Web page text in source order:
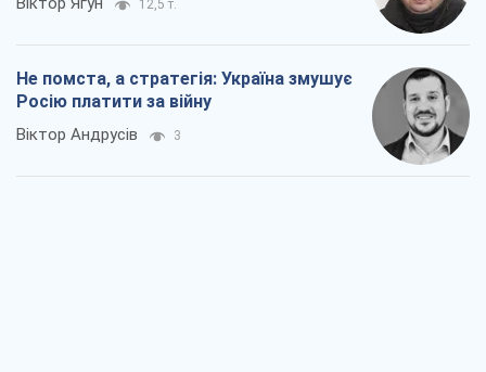
12,5 т.
Не помста, а стратегія: Україна змушує
Росію платити за війну
Віктор Андрусів 3